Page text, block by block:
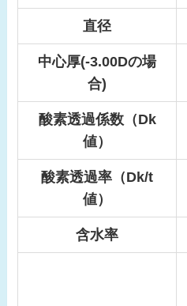
直径
中心厚(-3.00Dの場
合)
酸素透過係数（Dk
値）
酸素透過率（Dk/t
値）
含水率